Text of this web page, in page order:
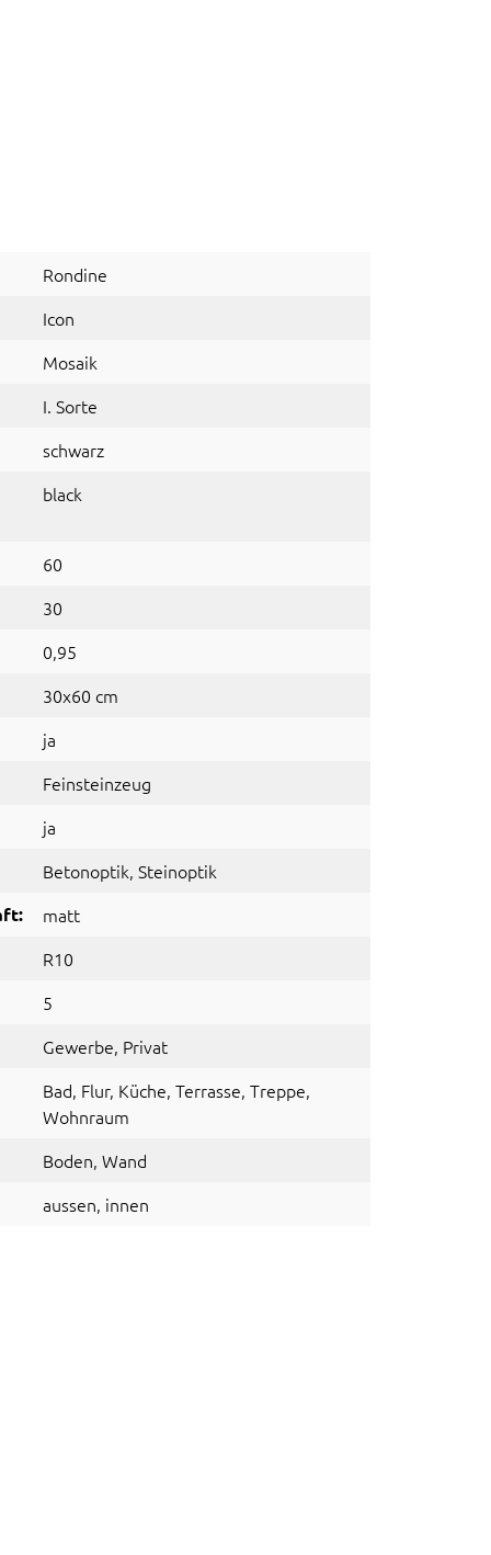
Rondine
Icon
Mosaik
I. Sorte
schwarz
black
60
30
0,95
30x60 cm
ja
Feinsteinzeug
ja
Betonoptik, Steinoptik
matt
R10
5
Gewerbe, Privat
Bad, Flur, Küche, Terrasse, Treppe,
Wohnraum
Boden, Wand
aussen, innen